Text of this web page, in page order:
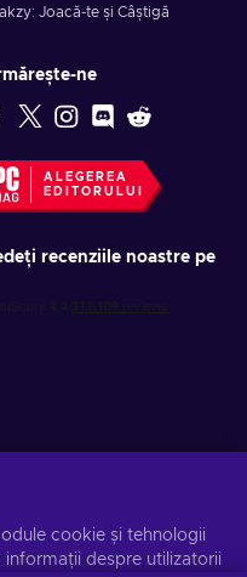
Joacă-te și Câștigă
ne
ALEGEREA
EDITORULUI
recenziile noastre pe
Notificarea de
cookie și tehnologii
informații despre utilizatorii